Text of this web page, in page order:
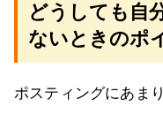
どうしても自
ないときのポ
ポスティングにあま